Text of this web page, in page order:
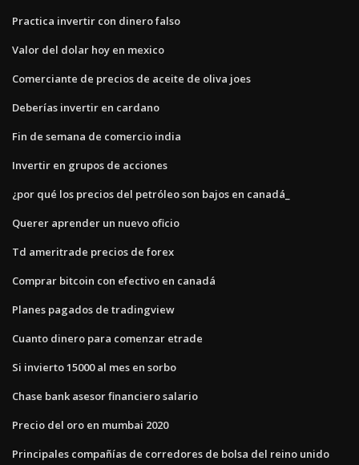
Practica invertir con dinero falso
Valor del dolar hoy en mexico
Comerciante de precios de aceite de oliva joes
Deberías invertir en cardano
Fin de semana de comercio india
Invertir en grupos de acciones
¿por qué los precios del petróleo son bajos en canadá_
Querer aprender un nuevo oficio
Td ameritrade precios de forex
Comprar bitcoin con efectivo en canadá
Planes pagados de tradingview
Cuanto dinero para comenzar etrade
Si invierto 15000 al mes en sorbo
Chase bank asesor financiero salario
Precio del oro en mumbai 2020
Principales compañías de corredores de bolsa del reino unido